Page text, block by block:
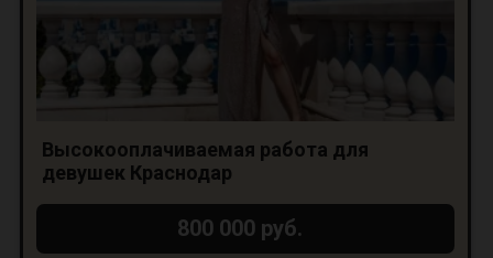
Высокооплачиваемая работа для
девушек Краснодар
800 000 руб.